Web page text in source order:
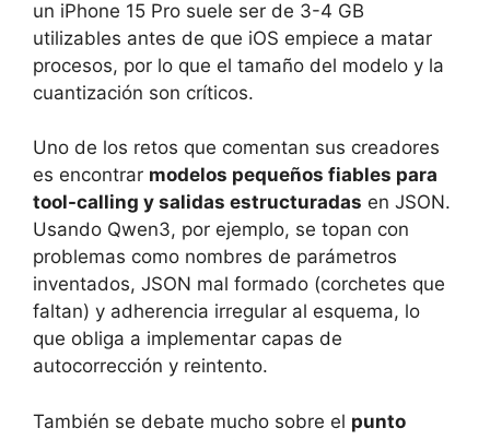
un iPhone 15 Pro suele ser de 3-4 GB
utilizables antes de que iOS empiece a matar
procesos, por lo que el tamaño del modelo y la
cuantización son críticos.
Uno de los retos que comentan sus creadores
es encontrar modelos pequeños fiables para
tool-calling y salidas estructuradas en JSON.
Usando Qwen3, por ejemplo, se topan con
problemas como nombres de parámetros
inventados, JSON mal formado (corchetes que
faltan) y adherencia irregular al esquema, lo
que obliga a implementar capas de
autocorrección y reintento.
También se debate mucho sobre el punto